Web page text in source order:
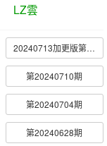
LZ雲
20240713加更版第12期
第20240710期
第20240704期
第20240628期